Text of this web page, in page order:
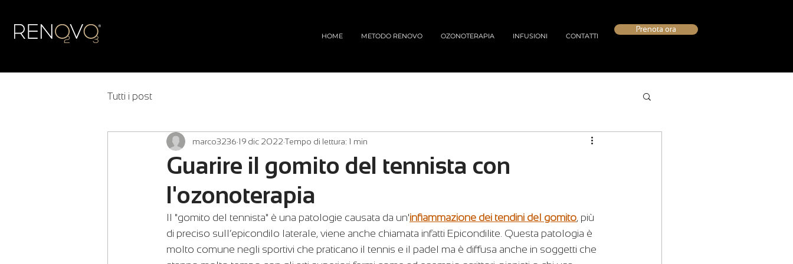
HOME METODO RENOVO OZONOTERAPIA INFUSIONI CONTATTI
Prenota ora
Tutti i post
Guarire il gomito del tennista con
l'ozonoterapia
marco3236 19 dic 2022 Tempo di lettura: 1 min
Il "gomito del tennista" è una patologie causata da un'infiammazione dei tendini del gomito, più
di preciso sull’epicondilo laterale, viene anche chiamata infatti Epicondilite. Questa patologia è
molto comune negli sportivi che praticano il tennis e il padel ma è diffusa anche in soggetti che